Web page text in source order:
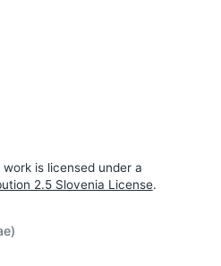
is licensed under a
2.5 Slovenia License.